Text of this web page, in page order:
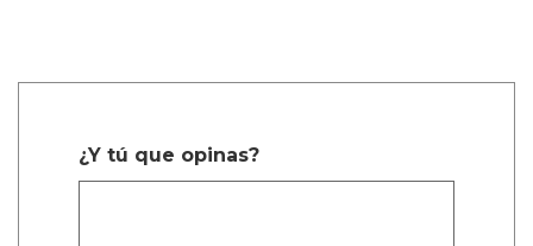
¿Y tú que opinas?